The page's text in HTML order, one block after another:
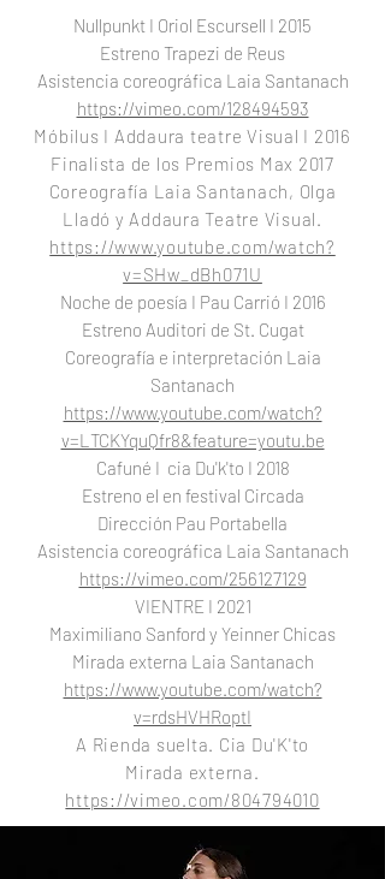
Nullpunkt I Oriol Escursell I 2015
Estreno Trapezi de Reus
Asistencia coreográfica Laia Santanach
https://vimeo.com/128494593
Móbilus I Addaura teatre Visual I 2016
Finalista de los Premios Max 2017
Coreografía Laia Santanach, Olga
Lladó y Addaura Teatre Visual.
https://www.youtube.com/watch?
v=SHw_dBh071U
Noche de poesía I Pau Carrió I 2016
Estreno Auditori de St. Cugat
Coreografía e interpretación Laia
Santanach
https://www.youtube.com/watch?
v=LTCKYquQfr8&feature=youtu.be​
Cafuné I cia Du'k'to I 2018
Estreno el en festival Circada
Dirección Pau Portabella
Asistencia coreográfica Laia Santanach
https://vimeo.com/256127129
VIENTRE I 2021
Maximiliano Sanford y Yeinner Chicas
Mirada externa Laia Santanach
https://www.youtube.com/watch?
v=rdsHVHRoptI
A Rienda suelta. Cia Du'K'to
Mirada externa.
https://vimeo.com/804794010